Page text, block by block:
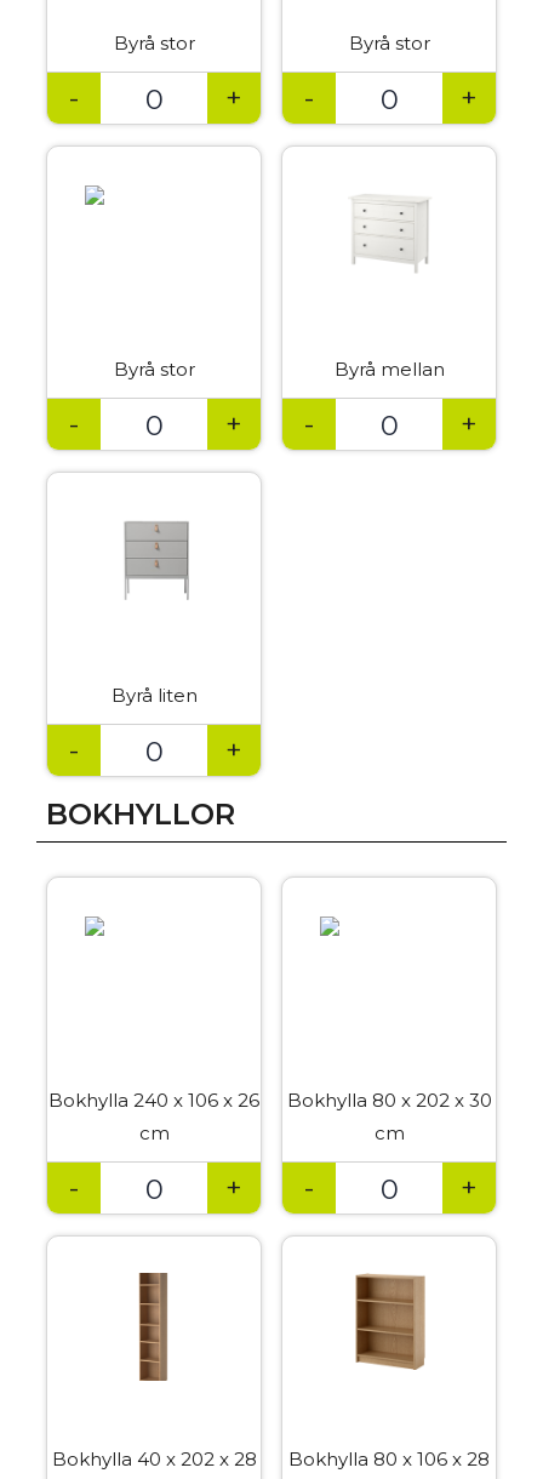
Byrå stor
- +
Byrå stor
- +
Byrå stor
- +
Byrå mellan
- +
Byrå liten
- +
BOKHYLLOR
Bokhylla 240 x 106 x 26
cm
- +
Bokhylla 80 x 202 x 30
cm
- +
Bokhylla 40 x 202 x 28
Bokhylla 80 x 106 x 28